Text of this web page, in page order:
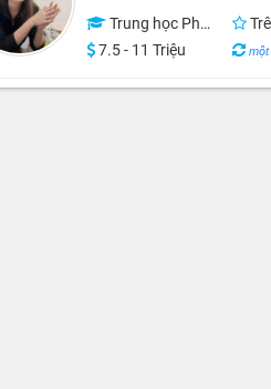
Trung học Phổ thông
7.5 - 11 Triệu